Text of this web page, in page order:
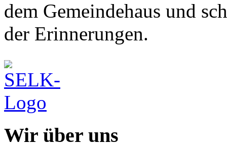
dem Gemeindehaus und
der Erinnerungen.
Wir über uns